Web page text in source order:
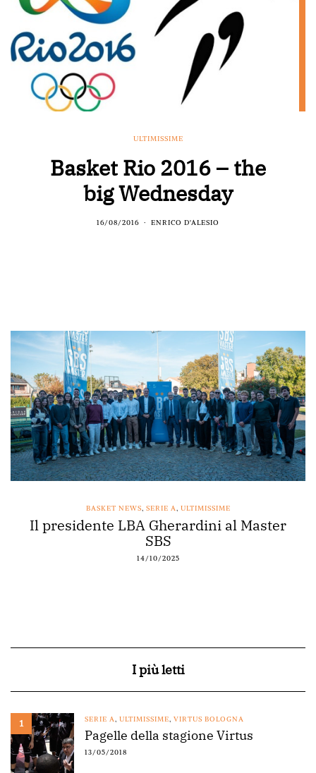
ULTIMISSIME
Basket Rio 2016 – the
big Wednesday
16/08/2016 ENRICO D'ALESIO
BASKET NEWS, SERIE A, ULTIMISSIME
Il presidente LBA Gherardini al Master
SBS
14/10/2025
I più letti
1 SERIE A, ULTIMISSIME, VIRTUS BOLOGNA
Pagelle della stagione Virtus
13/05/2018